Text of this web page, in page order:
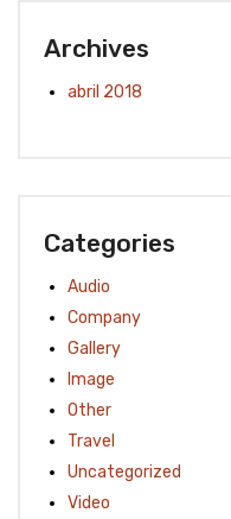
Archives
abril 2018
Categories
Audio
Company
Gallery
Image
Other
Travel
Uncategorized
Video